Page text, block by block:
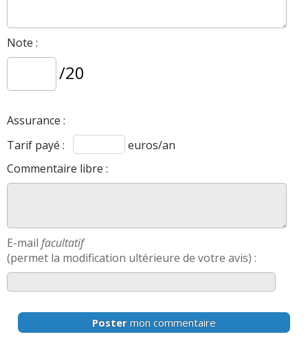
Note :
/20
Assurance :
Tarif payé :
euros/an
Commentaire libre :
E-mail facultatif
(permet la modification ultérieure de votre avis) :
Poster mon commentaire